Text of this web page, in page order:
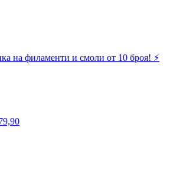
на филаменти и смоли от 10 броя! ⚡️